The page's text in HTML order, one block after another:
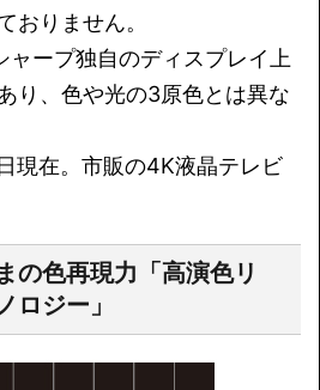
おりません。
ープ独自のディスプレイ上
り、色や光の3原色とは異な
現在。市販の4K液晶テレビ
の色再現力「高演色リ
ロジー」